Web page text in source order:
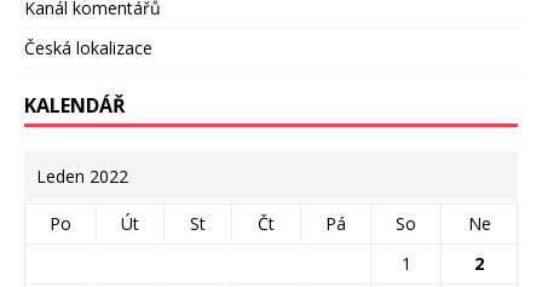
Kanál komentářů
Česká lokalizace
KALENDÁŘ
Leden 2022
Po Út St Čt Pá So
Ne
1
2